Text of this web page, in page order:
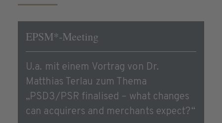
EPSM*-Meeting
U.a. mit einem Vortrag von Dr.
Matthias Terlau zum Thema
„PSD3/PSR finalised – what changes
can acquirers and merchants expect?“